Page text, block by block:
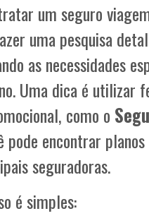
um seguro
uma pesquisa
as necessidades
Uma dica é utilizar
como o
pode encontrar
seguradoras.
é simples: